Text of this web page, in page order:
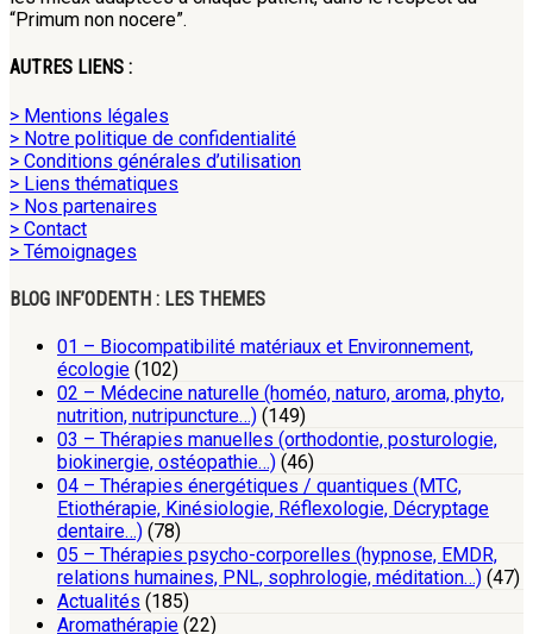
“Primum non nocere”.
AUTRES LIENS :
> Mentions légales
> Notre politique de confidentialité
> Conditions générales d’utilisation
> Liens thématiques
> Nos partenaires
> Contact
> Témoignages
BLOG INF’ODENTH : LES THEMES
01 – Biocompatibilité matériaux et Environnement,
écologie (102)
02 – Médecine naturelle (homéo, naturo, aroma, phyto,
nutrition, nutripuncture…) (149)
03 – Thérapies manuelles (orthodontie, posturologie,
biokinergie, ostéopathie…) (46)
04 – Thérapies énergétiques / quantiques (MTC,
Etiothérapie, Kinésiologie, Réflexologie, Décryptage
dentaire…) (78)
05 – Thérapies psycho-corporelles (hypnose, EMDR,
relations humaines, PNL, sophrologie, méditation…) (47)
Actualités (185)
Aromathérapie (22)